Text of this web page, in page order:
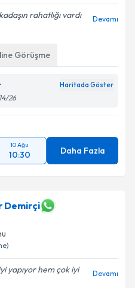
rahatlığı vardı
Devamı
Görüşme
Haritada Göster
26
10 Ağu
10:30 Daha Fazla
Demirçi
yapıyor hem çok iyi
Devamı